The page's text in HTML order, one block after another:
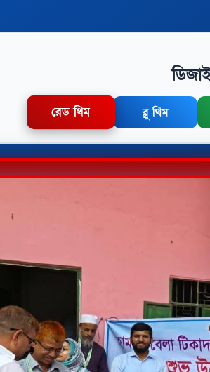
রেড থিম ব্লু থিম